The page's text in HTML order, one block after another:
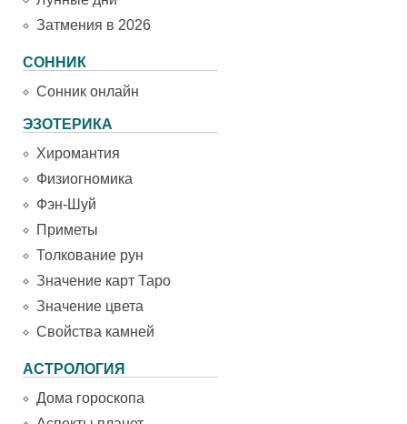
Затмения в 2026
СОННИК
Сонник онлайн
ЭЗОТЕРИКА
Хиромантия
Физиогномика
Фэн-Шуй
Приметы
Толкование рун
Значение карт Таро
Значение цвета
Свойства камней
АСТРОЛОГИЯ
Дома гороскопа